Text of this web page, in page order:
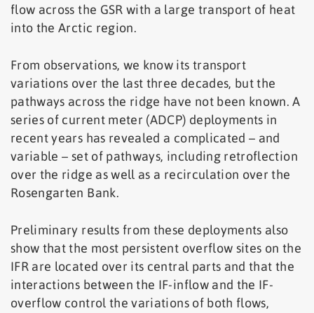
flow across the GSR with a large transport of heat
into the Arctic region.
From observations, we know its transport
variations over the last three decades, but the
pathways across the ridge have not been known. A
series of current meter (ADCP) deployments in
recent years has revealed a complicated – and
variable – set of pathways, including retroflection
over the ridge as well as a recirculation over the
Rosengarten Bank.
Preliminary results from these deployments also
show that the most persistent overflow sites on the
IFR are located over its central parts and that the
interactions between the IF-inflow and the IF-
overflow control the variations of both flows,